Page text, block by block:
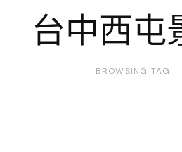
台中西屯
BROWSING TAG